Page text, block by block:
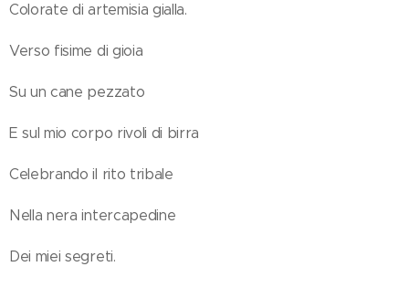
Colorate di artemisia gialla.
Verso fisime di gioia
Su un cane pezzato
E sul mio corpo rivoli di birra
Celebrando il rito tribale
Nella nera intercapedine
Dei miei segreti.